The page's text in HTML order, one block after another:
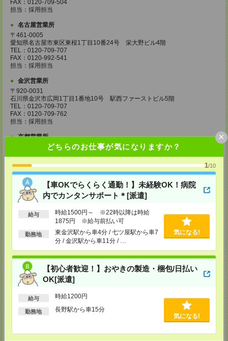
どちらのお仕事が気になりますか？
1/10
【車OKでらくらく通勤！】未経験OK！病院
内でカンタンサポート＊[派遣]
給与
時給1500円～ ※22時以降は時給
1875円 ※給与前払い可
勤務地
東金沢駅から車4分 / 七ツ屋駅から車7
分 / 金沢駅から車11分 / …
気になる!
【初心者歓迎！】おやきの製造・梱包/日払い
OK[派遣]
給与 時給1200円
勤務地
長野駅から車15分
気になる!
×
FAX：0120-709-504
担当：採用担当
名古屋営業所
〒461-0005
愛知県名古屋市東区東桜1丁目10番24号 栄大野ビル4階
TEL：0120-709-707
FAX：0120-992-541
担当：採用担当
金沢営業所
〒920-0031
石川県金沢市広岡1丁目1番地10号 駅西ファーストビル5階
TEL：0120-709-707
FAX：0120-709-762
担当：採用担当
京都営業所
ルビル7階
TEL：0120-709-707
FAX：0120-709-751
担当：採用担当
大阪営業所
〒530-0017
大阪府大阪市北区角田町8番1号 大阪梅田ツインタワーズ・ノース34階
FAX：0120-992-568
神戸営業所
〒650-0044
兵庫県神戸市中央区東川崎町1丁目3番3号 神戸ハーバーランドセンタービ
ル18階
FAX：0120-709-785